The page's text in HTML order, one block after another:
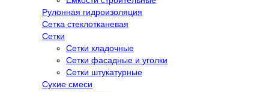
Рулонная гидроизоляция
Сетка стеклотканевая
Сетки
Сетки кладочные
Сетки фасадные и уголки
Сетки штукатурные
Сухие смеси